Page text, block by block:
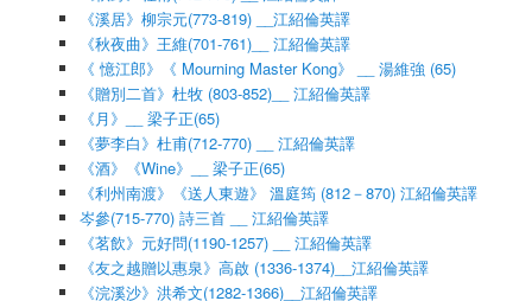
《溪居》柳宗元(773-819) __江紹倫英譯
《秋夜曲》王維(701-761)__ 江紹倫英譯
《 憶江郎》《 Mourning Master Kong》 __ 湯維強 (65)
《贈別二首》杜牧 (803-852)__ 江紹倫英譯
《月》__ 梁子正(65)
《夢李白》杜甫(712-770) __ 江紹倫英譯
《酒》《Wine》__ 梁子正(65)
《利州南渡》《送人東遊》 溫庭筠 (812－870) 江紹倫英譯
岑參(715-770) 詩三首 __ 江紹倫英譯
《茗飲》元好問(1190-1257) __ 江紹倫英譯
《友之越贈以惠泉》高啟 (1336-1374)__江紹倫英譯
《浣溪沙》洪希文(1282-1366)__江紹倫英譯